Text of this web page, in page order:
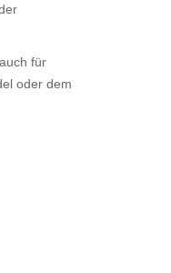
für
oder dem